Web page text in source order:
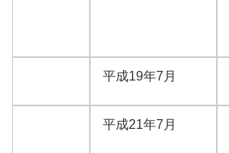
平成19年7月
平成21年7月